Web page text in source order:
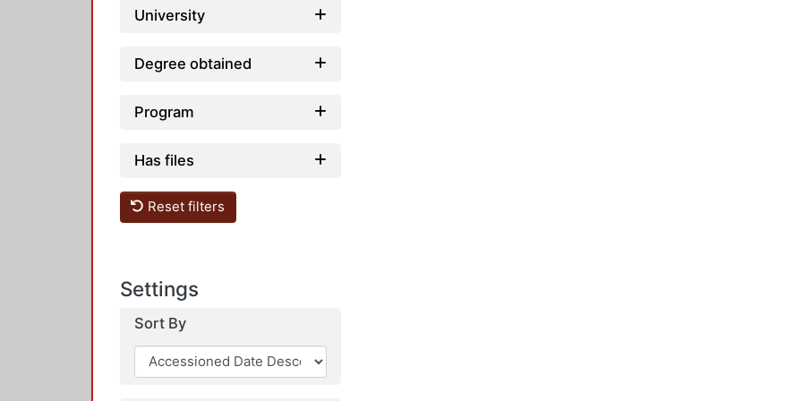
University
Degree obtained
Program
Has files
Reset filters
Settings
Sort By